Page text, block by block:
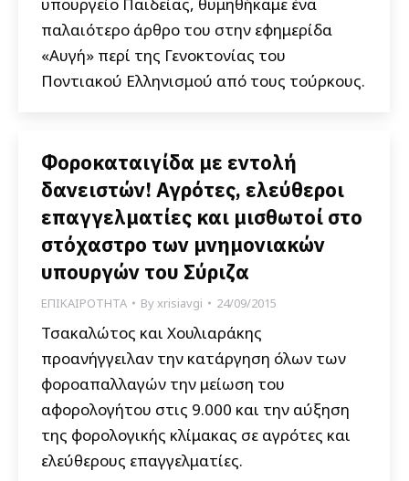
παλαιότερο άρθρο του στην εφημερίδα
«Αυγή» περί της Γενοκτονίας του
Ποντιακού Ελληνισμού από τους τούρκους.
Φοροκαταιγίδα με εντολή
δανειστών! Αγρότες, ελεύθεροι
επαγγελματίες και μισθωτοί στο
στόχαστρο των μνημονιακών
υπουργών του Σύριζα
ΕΠΙΚΑΙΡΟΤΗΤΑ Byxrisiavgi 24/09/2015
Τσακαλώτος και Χουλιαράκης
προανήγγειλαν την κατάργηση όλων των
φοροαπαλλαγών την μείωση του
αφορολογήτου στις 9.000 και την αύξηση
της φορολογικής κλίμακας σε αγρότες και
ελεύθερους επαγγελματίες.